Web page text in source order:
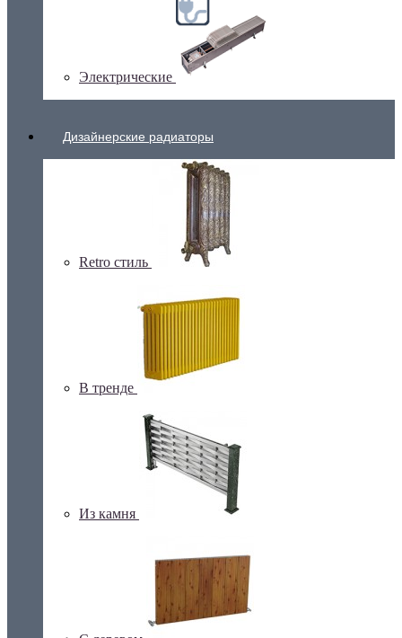
Электрические
Дизайнерские радиаторы
Retro стиль
В тренде
Из камня